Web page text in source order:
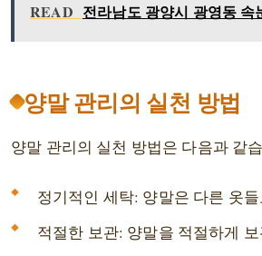
READ 전라남도 광양시 광영동
양말 관리의 실천 방법
양말 관리의 실천 방법은 다음과 같
정기적인 세탁: 양말은 다른 옷
적절한 보관: 양말을 적절하게